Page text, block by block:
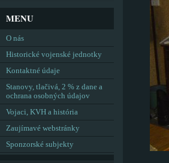
MENU
O nás
Historické vojenské jednotky
Kontaktné údaje
Stanovy, tlačivá, 2 % z dane a
ochrana osobných údajov
Vojaci, KVH a história
Zaujímavé webstránky
Sponzorské subjekty